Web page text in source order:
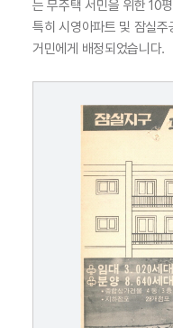
는 무주택 서민을 위한 10
특히 시영아파트 및 잠실
거민에게 배정되었습니다.